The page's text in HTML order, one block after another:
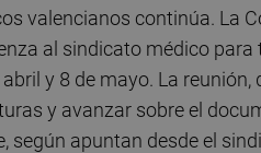
valencianos continúa. La
al sindicato médico
y 8 de mayo. La reunión,
y avanzar sobre el
según apuntan desde el